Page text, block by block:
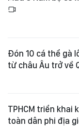
Đón 10 cá thể gà
từ châu Âu trở về
TPHCM triển khai
toàn dân phi địa